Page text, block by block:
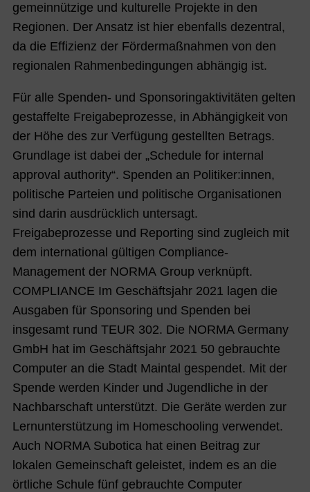
gemeinnützige und kulturelle Projekte in den
Regionen. Der Ansatz ist hier ebenfalls dezentral,
da die Effizienz der Fördermaßnahmen von den
regionalen Rahmenbedingungen abhängig ist.
Für alle Spenden- und Sponsoringaktivitäten gelten
gestaffelte Freigabeprozesse, in Abhängigkeit von
der Höhe des zur Verfügung gestellten Betrags.
Grundlage ist dabei der „Schedule for internal
approval authority“. Spenden an Politiker:innen,
politische Parteien und politische Organisationen
sind darin ausdrücklich untersagt.
Freigabeprozesse und Reporting sind zugleich mit
dem international gültigen Compliance-
Management der NORMA Group verknüpft.
COMPLIANCE Im Geschäftsjahr 2021 lagen die
Ausgaben für Sponsoring und Spenden bei
insgesamt rund TEUR 302. Die NORMA Germany
GmbH hat im Geschäftsjahr 2021 50 gebrauchte
Computer an die Stadt Maintal gespendet. Mit der
Spende werden Kinder und Jugendliche in der
Nachbarschaft unterstützt. Die Geräte werden zur
Lernunterstützung im Homeschooling verwendet.
Auch NORMA Subotica hat einen Beitrag zur
lokalen Gemeinschaft geleistet, indem es an die
örtliche Schule fünf gebrauchte Computer